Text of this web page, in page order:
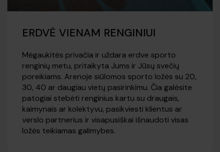
ERDVĖ VIENAM RENGINIUI
Mėgaukitės privačia ir uždara erdve sporto
renginių metu, pritaikyta Jums ir Jūsų svečių
poreikiams. Arenoje siūlomos sporto ložės su 20,
30, 40 ar daugiau vietų pasirinkimu. Čia galėsite
patogiai stebėti renginius kartu su draugais,
kaimynais ar kolektyvu, pasikviesti klientus ar
verslo partnerius ir visapusiškai išnaudoti visas
ložės teikiamas galimybes.